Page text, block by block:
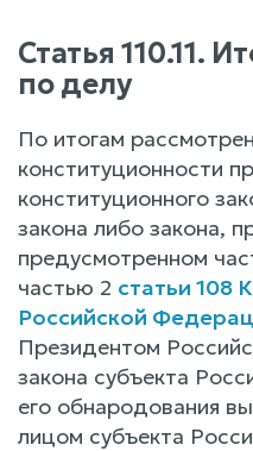
Статья 110.11.
по делу
По итогам
конституционности
конституционного
закона либо закона,
предусмотренном
частью 2 статьи 108
Российской
Президентом
закона субъекта
его обнародования
лицом субъекта